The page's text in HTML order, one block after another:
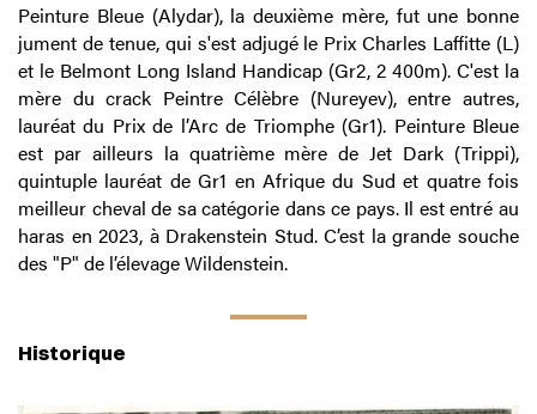
Peinture Bleue (Alydar), la deuxième mère, fut une bonne
jument de tenue, qui s'est adjugé le Prix Charles Laffitte (L)
et le Belmont Long Island Handicap (Gr2, 2 400m). C'est la
mère du crack Peintre Célèbre (Nureyev), entre autres,
lauréat du Prix de l’Arc de Triomphe (Gr1). Peinture Bleue
est par ailleurs la quatrième mère de Jet Dark (Trippi),
quintuple lauréat de Gr1 en Afrique du Sud et quatre fois
meilleur cheval de sa catégorie dans ce pays. Il est entré au
haras en 2023, à Drakenstein Stud. C’est la grande souche
des "P" de l’élevage Wildenstein.
Historique